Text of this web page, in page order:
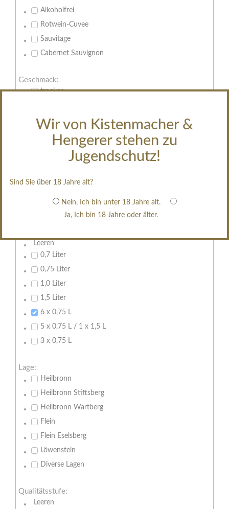
Wir von Kistenmacher &
Hengerer stehen zu
Jugendschutz!
Sind Sie über 18 Jahre alt?
Nein, Ich bin unter 18 Jahre alt.
Ja, Ich bin 18 Jahre oder älter.
Alkoholfrei
Rotwein-Cuvee
Sauvitage
Cabernet Sauvignon
Geschmack:
trocken
halbtrocken
restsüß
erfrischend, nicht zu süß
Leeren
0,7 Liter
0,75 Liter
1,0 Liter
1,5 Liter
6 x 0,75 L
5 x 0,75 L / 1 x 1,5 L
3 x 0,75 L
Lage:
Heilbronn
Heilbronn Stiftsberg
Heilbronn Wartberg
Flein
Flein Eselsberg
Löwenstein
Diverse Lagen
Qualitätsstufe:
Leeren